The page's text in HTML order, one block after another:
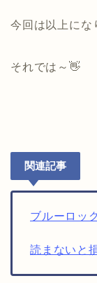
今回は以上にな
それでは～👋
関連記事
ブルーロッ
読まないと